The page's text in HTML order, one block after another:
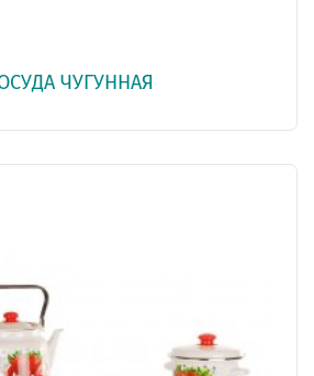
ЧУГУННАЯ